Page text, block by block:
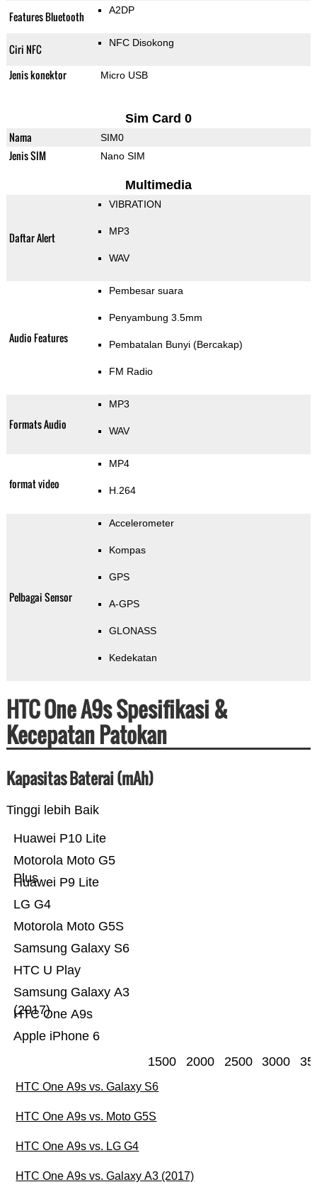
Features Bluetooth A2DP
Ciri NFC NFC Disokong
Jenis konektor Micro USB
Sim Card 0
Nama SIM0
Jenis SIM Nano SIM
Multimedia
Daftar Alert
VIBRATION
MP3
WAV
Audio Features
Pembesar suara
Penyambung 3.5mm
Pembatalan Bunyi (Bercakap)
FM Radio
Formats Audio
MP3
WAV
format video
MP4
H.264
Pelbagai Sensor
Accelerometer
Kompas
GPS
A-GPS
GLONASS
Kedekatan
HTC One A9s Spesifikasi &
Kecepatan Patokan
Kapasitas Baterai (mAh)
Tinggi lebih Baik
Apple iPhone 6
HTC One A9s
Samsung Galaxy A3
(2017)
HTC U Play
Samsung Galaxy S6
Motorola Moto G5S
LG G4
Huawei P9 Lite
Motorola Moto G5
Plus
Huawei P10 Lite
1500 2000 2500 3000
HTC One A9s vs. Galaxy S6
HTC One A9s vs. Moto G5S
HTC One A9s vs. LG G4
HTC One A9s vs. Galaxy A3 (2017)